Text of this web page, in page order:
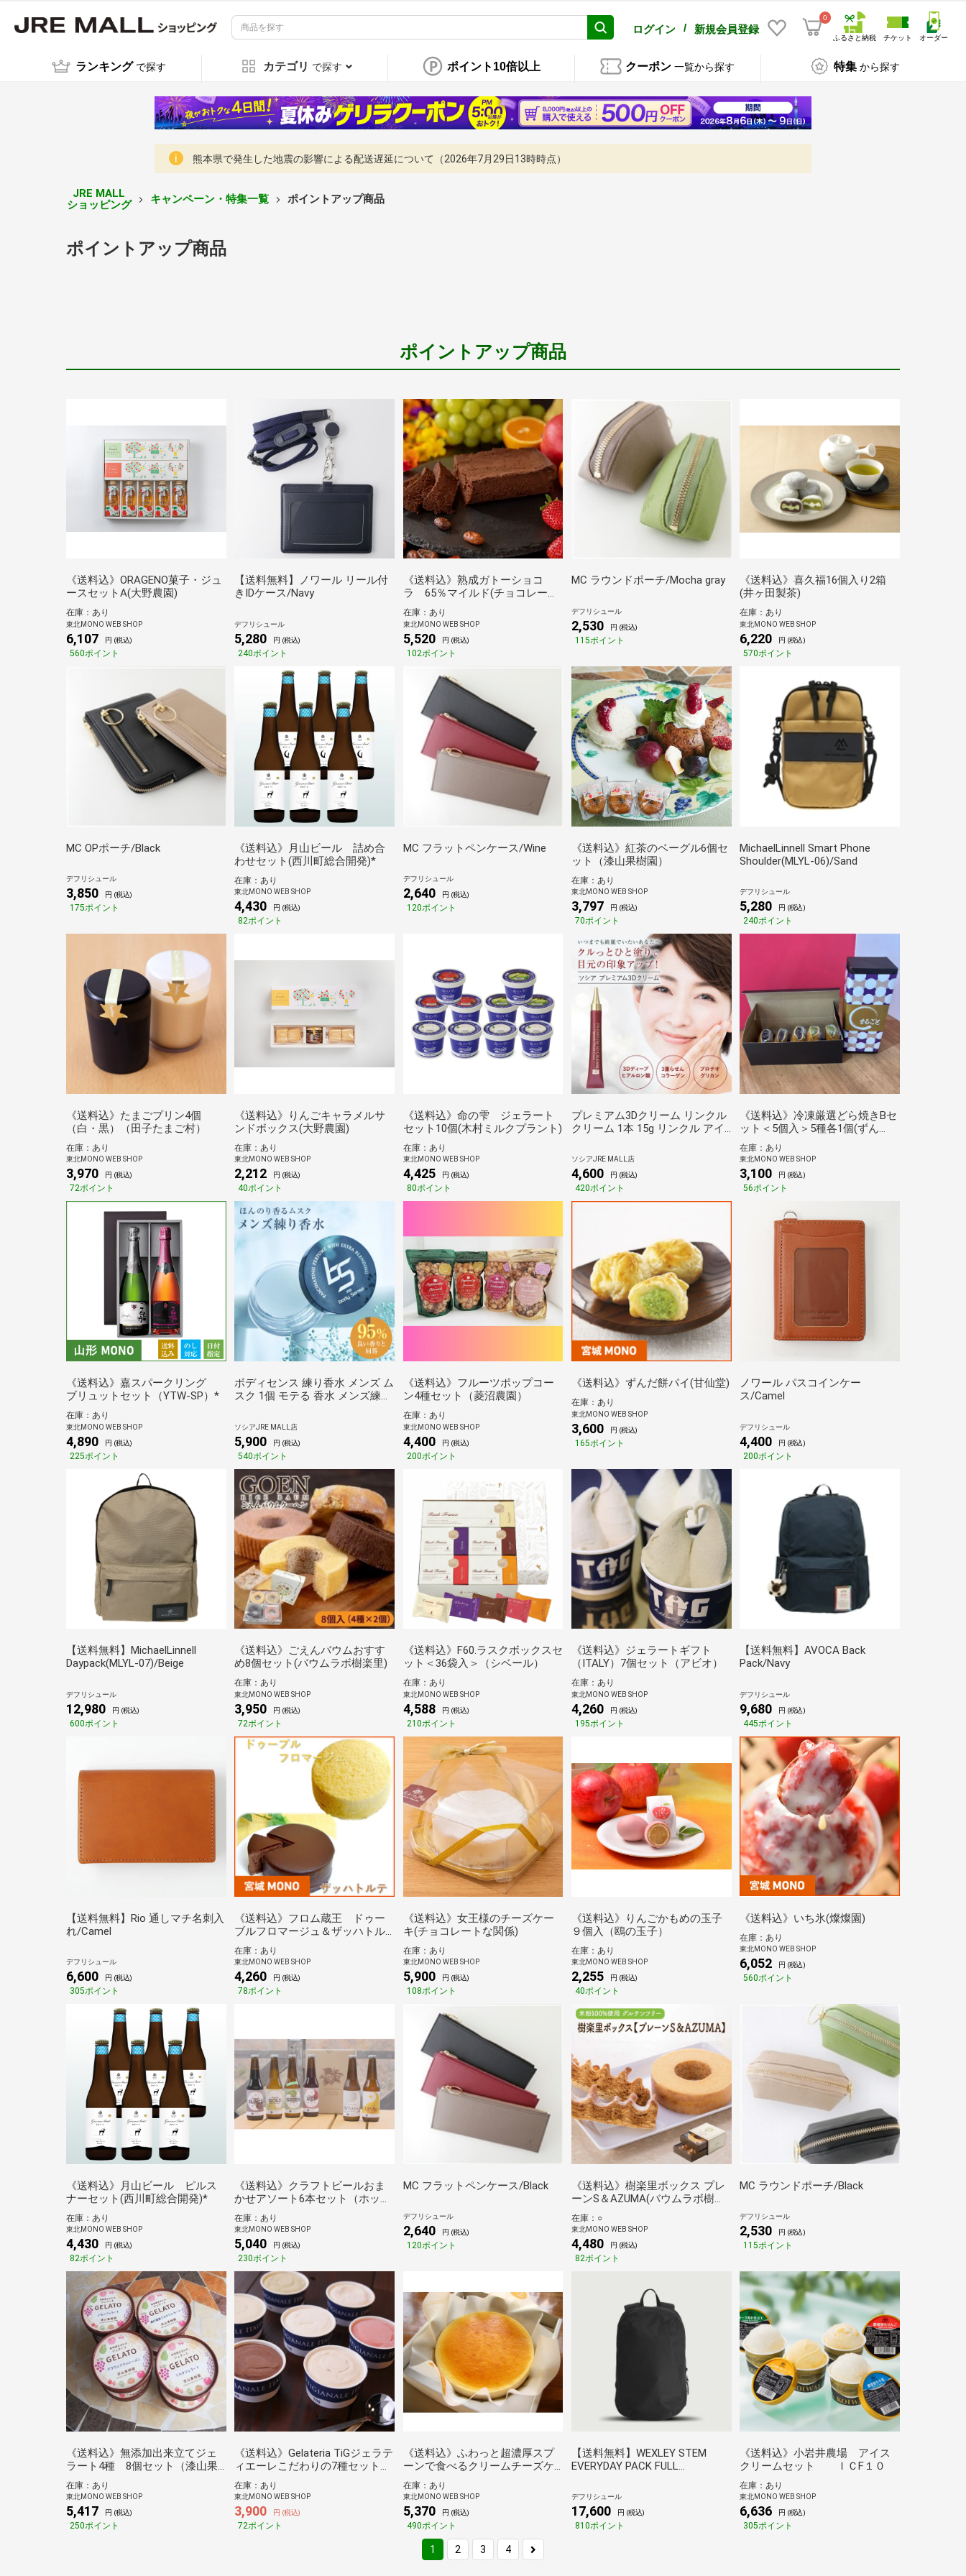
ログイン / 新規会員登録
0
ふるさと納税 チケット オーダー
ランキング で探す カテゴリ で探す ポイント10倍以上 クーポン 一覧から探す 特集 から探す
熊本県で発生した地震の影響による配送遅延について（2026年7月29日13時時点）
JRE MALL
ショッピング
キャンペーン・特集一覧 ポイントアップ商品
ポイントアップ商品
ポイントアップ商品
《送料込》ORAGENO菓子・ジュ
ースセットA(大野農園)
在庫：あり
東北MONO WEB SHOP
6,107 円 (税込)
560ポイント
【送料無料】ノワール リール付
きIDケース/Navy
デフリシュール
5,280 円 (税込)
240ポイント
《送料込》熟成ガトーショコ
ラ 65％マイルド(チョコレート
な関係)
在庫：あり
東北MONO WEB SHOP
5,520 円 (税込)
102ポイント
MC ラウンドポーチ/Mocha gray
デフリシュール
2,530 円 (税込)
115ポイント
《送料込》喜久福16個入り2箱
(井ヶ田製茶)
在庫：あり
東北MONO WEB SHOP
6,220 円 (税込)
570ポイント
MC OPポーチ/Black
デフリシュール
3,850 円 (税込)
175ポイント
《送料込》月山ビール 詰め合
わせセット(西川町総合開発)*
在庫：あり
東北MONO WEB SHOP
4,430 円 (税込)
82ポイント
MC フラットペンケース/Wine
デフリシュール
2,640 円 (税込)
120ポイント
《送料込》紅茶のベーグル6個セ
ット（漆山果樹園）
在庫：あり
東北MONO WEB SHOP
3,797 円 (税込)
70ポイント
MichaelLinnell Smart Phone
Shoulder(MLYL-06)/Sand
デフリシュール
5,280 円 (税込)
240ポイント
《送料込》たまごプリン4個
（白・黒）（田子たまご村）
在庫：あり
東北MONO WEB SHOP
3,970 円 (税込)
72ポイント
《送料込》りんごキャラメルサ
ンドボックス(大野農園)
在庫：あり
東北MONO WEB SHOP
2,212 円 (税込)
40ポイント
《送料込》命の雫 ジェラート
セット10個(木村ミルクプラント)
在庫：あり
東北MONO WEB SHOP
4,425 円 (税込)
80ポイント
プレミアム3Dクリーム リンクル
クリーム 1本 15g リンクル アイ
元 目元ケア 顔 しわ たるみ 保湿
乾燥 ピーン 40代 50代 60代
ソシアJRE MALL店
4,600 円 (税込)
420ポイント
《送料込》冷凍厳選どら焼きBセ
ット＜5個入＞5種各1個(ずん
だ・ずんだチーズ・焼き芋・ご
ま・ラムレーズンバター)（どら
焼き専門店まるごと）
在庫：あり
東北MONO WEB SHOP
3,100 円 (税込)
56ポイント
《送料込》嘉スパークリング
ブリュットセット（YTW‐SP）*
在庫：あり
東北MONO WEB SHOP
4,890 円 (税込)
225ポイント
ボディセンス 練り香水 メンズ ム
スク 1個 モテる 香水 メンズ練り
ランス ボディ ギフト 男性 男性
用 持ち運び 40代 50代
ソシアJRE MALL店
5,900 円 (税込)
540ポイント
《送料込》フルーツポップコー
ン4種セット（菱沼農園）
在庫：あり
東北MONO WEB SHOP
4,400 円 (税込)
200ポイント
《送料込》ずんだ餅パイ(甘仙堂)
在庫：あり
東北MONO WEB SHOP
3,600 円 (税込)
165ポイント
ノワール パスコインケー
ス/Camel
デフリシュール
4,400 円 (税込)
200ポイント
【送料無料】MichaelLinnell
Daypack(MLYL-07)/Beige
デフリシュール
12,980 円 (税込)
600ポイント
《送料込》ごえんバウムおすす
め8個セット(バウムラボ樹楽里)
在庫：あり
東北MONO WEB SHOP
3,950 円 (税込)
72ポイント
《送料込》F60.ラスクボックスセ
ット＜36袋入＞（シベール）
在庫：あり
東北MONO WEB SHOP
4,588 円 (税込)
210ポイント
《送料込》ジェラートギフト
（ITALY）7個セット（アビオ）
在庫：あり
東北MONO WEB SHOP
4,260 円 (税込)
195ポイント
【送料無料】AVOCA Back
Pack/Navy
デフリシュール
9,680 円 (税込)
445ポイント
【送料無料】Rio 通しマチ名刺入
れ/Camel
デフリシュール
6,600 円 (税込)
305ポイント
《送料込》フロム蔵王 ドゥー
ブルフロマージュ＆ザッハトル
テセット(山田乳業)
在庫：あり
東北MONO WEB SHOP
4,260 円 (税込)
78ポイント
《送料込》女王様のチーズケー
キ(チョコレートな関係)
在庫：あり
東北MONO WEB SHOP
5,900 円 (税込)
108ポイント
《送料込》りんごかもめの玉子
９個入（鴎の玉子）
在庫：あり
東北MONO WEB SHOP
2,255 円 (税込)
40ポイント
《送料込》いち氷(燦燦園)
在庫：あり
東北MONO WEB SHOP
6,052 円 (税込)
560ポイント
《送料込》月山ビール ピルス
ナーセット(西川町総合開発)*
在庫：あり
東北MONO WEB SHOP
4,430 円 (税込)
82ポイント
《送料込》クラフトビールおま
かせアソート6本セット（ホップ
ジャパン）*
在庫：あり
東北MONO WEB SHOP
5,040 円 (税込)
230ポイント
MC フラットペンケース/Black
デフリシュール
2,640 円 (税込)
120ポイント
《送料込》樹楽里ボックス プレ
ーンS＆AZUMA(バウムラボ樹楽
里)
在庫：○
東北MONO WEB SHOP
4,480 円 (税込)
82ポイント
MC ラウンドポーチ/Black
デフリシュール
2,530 円 (税込)
115ポイント
《送料込》無添加出来立てジェ
ラート4種 8個セット（漆山果
樹園）
在庫：あり
東北MONO WEB SHOP
5,417 円 (税込)
250ポイント
《送料込》Gelateria TiGジェラテ
ィエーレこだわりの7種セット
（アビオ）
在庫：あり
東北MONO WEB SHOP
3,900 円 (税込)
72ポイント
《送料込》ふわっと超濃厚スプ
ーンで食べるクリームチーズケ
ーキ６号（チロル）
在庫：あり
東北MONO WEB SHOP
5,370 円 (税込)
490ポイント
【送料無料】WEXLEY STEM
EVERYDAY PACK FULL
デフリシュール
17,600 円 (税込)
810ポイント
《送料込》小岩井農場 アイス
クリームセット ＩＣF１０
在庫：あり
東北MONO WEB SHOP
6,636 円 (税込)
305ポイント
1 2 3 4